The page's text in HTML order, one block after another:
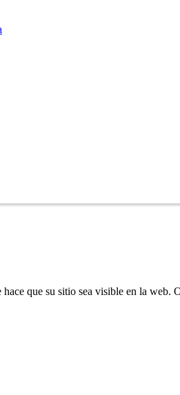
que su sitio sea visible en la web.